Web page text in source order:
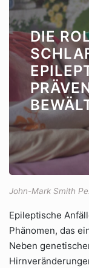
DIE
John-Mark Smith
Epileptische
Phänomen, das
Neben